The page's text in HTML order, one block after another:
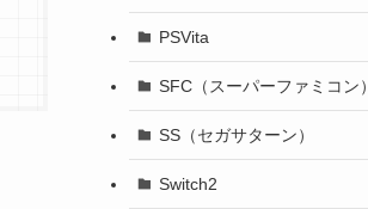
PSVita
SFC（スーパーファミコン）
SS（セガサターン）
Switch2